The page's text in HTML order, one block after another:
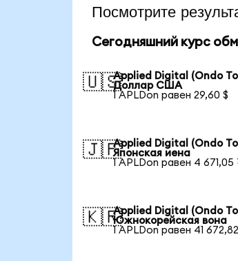
Посмотрите
Сегодняшний курс
🇺🇸Applied Digital (Ondo
Доллар США
1 APLDon равен 29,60 $
🇯🇵Applied Digital (Ondo
Японская иена
1 APLDon равен 4 671,05
🇰🇷Applied Digital (Ondo
Южнокорейская вона
1 APLDon равен 41